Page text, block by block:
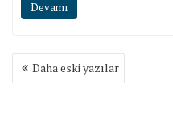
Devamı
Y
Daha eski yazılar